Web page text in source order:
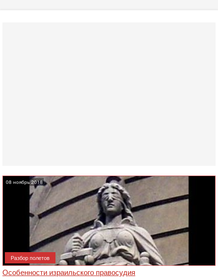
08 ноябрь 2018
Разбор полетов
Особенности израильского правосудия